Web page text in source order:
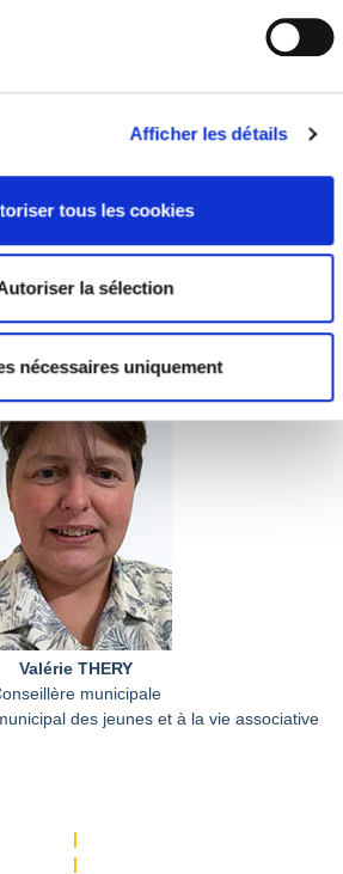
Afficher les détails
tous les cookies
la sélection
nécessaires uniquement
Laurent COPHEIN
et au sport pour les jeunes
Valérie THERY
municipale
des jeunes et à la vie associative
|
|